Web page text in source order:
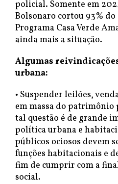
policial. Somente em
Bolsonaro cortou 93%
Programa Casa Verde
ainda mais a situação.
Algumas
urbana:
• Suspender leilões,
em massa do patrimônio
tal questão é de grande
política urbana e
públicos ociosos devem
funções habitacionais e
fim de cumprir com a
social.